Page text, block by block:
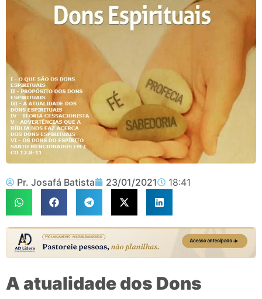
Pr. Josafá Batista 23/01/2021 18:41
A atualidade dos Dons